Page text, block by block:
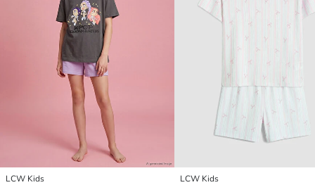
LCW Kids
LCW Kids